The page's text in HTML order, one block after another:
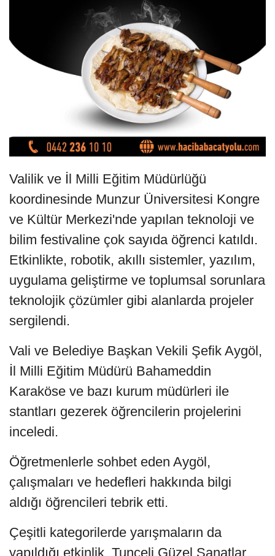
Valilik ve İl Milli Eğitim Müdürlüğü
koordinesinde Munzur Üniversitesi Kongre
ve Kültür Merkezi'nde yapılan teknoloji ve
bilim festivaline çok sayıda öğrenci katıldı.
Etkinlikte, robotik, akıllı sistemler, yazılım,
uygulama geliştirme ve toplumsal sorunlara
teknolojik çözümler gibi alanlarda projeler
sergilendi.
Vali ve Belediye Başkan Vekili Şefik Aygöl,
İl Milli Eğitim Müdürü Bahameddin
Karaköse ve bazı kurum müdürleri ile
stantları gezerek öğrencilerin projelerini
inceledi.
Öğretmenlerle sohbet eden Aygöl,
çalışmaları ve hedefleri hakkında bilgi
aldığı öğrencileri tebrik etti.
Çeşitli kategorilerde yarışmaların da
yapıldığı etkinlik, Tunceli Güzel Sanatlar